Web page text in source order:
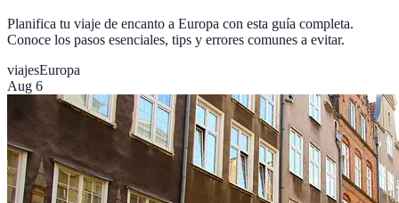
Planifica tu viaje de encanto a Europa con esta guía completa.
Conoce los pasos esenciales, tips y errores comunes a evitar.
viajesEuropa
Aug 6